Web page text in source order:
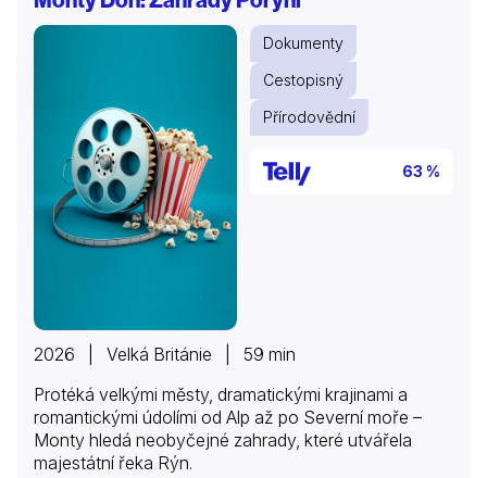
obětavým lidem, kteří si uvědomují, že je na nás,
abychom tento stav zvrátili, však ještě existuje
naděje. Seznamte se s fascinujícími hrdiny ve vodě i
na souši, jejichž řešení problémů je stejně tak chytré
Dokumenty
Cestopisný
Přírodovědní
63 %
2026 | Velká Británie | 59 min
Protéká velkými městy, dramatickými krajinami a
romantickými údolími od Alp až po Severní moře –
Monty hledá neobyčejné zahrady, které utvářela
majestátní řeka Rýn.